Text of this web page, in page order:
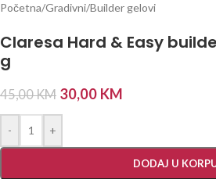
Početna/Gradivni/Builder gelovi
Claresa Hard & Easy
g
45,00KM 30,00 KM
- +
DODAJ U